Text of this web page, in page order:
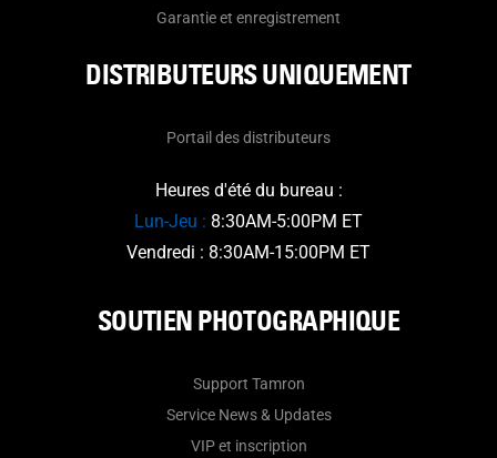
Garantie et enregistrement
DISTRIBUTEURS UNIQUEMENT
Portail des distributeurs
Heures d'été du bureau :
Lun-Jeu : 8:30AM-5:00PM ET
Vendredi : 8:30AM-15:00PM ET
SOUTIEN PHOTOGRAPHIQUE
Support Tamron
Service News & Updates
VIP et inscription